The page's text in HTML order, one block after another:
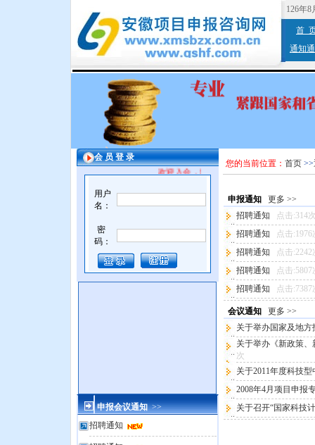
126年8
首
通知
会 员 登 录
欢迎入会，增值服务。
用户
名：
密
码：
申报会议通知>>
招聘通知
您的当前位置： 首页 >>
申报通知
更多 >>
招聘通知
点击:314
招聘通知
点击:1976
招聘通知
点击:2242
招聘通知
点击:5807
招聘通知
点击:7387
会议通知
更多 >>
关于举办国家及地
关于举办《新政策
次
关于2011年度科技
2008年4月项目申报
关于召开“国家科技